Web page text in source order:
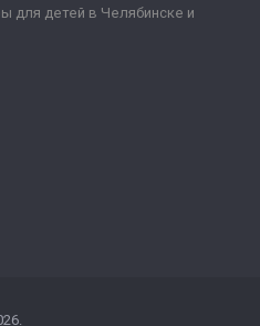
для детей в Челябинске и